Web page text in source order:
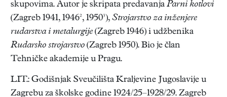
skupovima. Autor je skripata predavanja Parni kotlovi
(Zagreb 1941, 1946², 1950³), Strojarstvo za inženjere
rudarstva i metalurgije (Zagreb 1946) i udžbenika
Rudarsko strojarstvo (Zagreb 1950). Bio je član
Tehničke akademije u Pragu.
LIT.: Godišnjak Sveučilišta Kraljevine Jugoslavije u
Zagrebu za školske godine 1924/25–1928/29. Zagreb